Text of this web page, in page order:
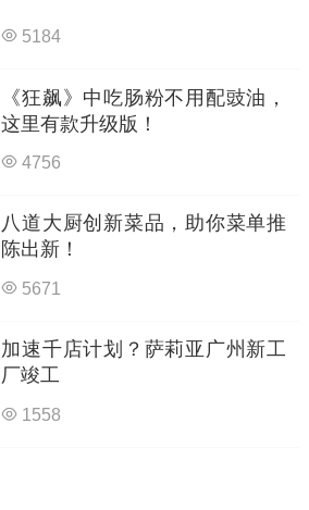
5184
《狂飙》中吃肠粉不用配豉油，
这里有款升级版！
4756
八道大厨创新菜品，助你菜单推
陈出新！
5671
加速千店计划？萨莉亚广州新工
厂竣工
1558